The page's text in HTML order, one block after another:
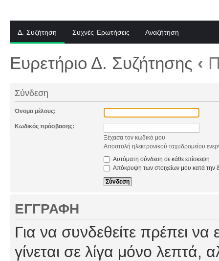
Δ. Συζήτηση Συχνές Ερωτήσεις Αναζήτηση
Ευρετήριο Δ. Συζήτησης ‹
Σύνδεση
Όνομα μέλους:
Κωδικός πρόσβασης:
Ξέχασα τον κωδικό μου
Αποστολή ηλεκτρονικού ταχυδρομείου
Αυτόματη σύνδεση σε κάθε επίσκεψη
Απόκρυψη των στοιχείων μου κατά την
ΕΓΓΡΑΦΉ
Για να συνδεθείτε πρέπει
γίνεται σε λίγα μόνο λεπτά,